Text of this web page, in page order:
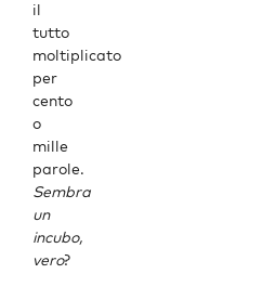
il
tutto
moltiplicato
per
cento
o
mille
parole.
Sembra
un
incubo,
vero?